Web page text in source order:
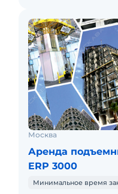
Москва
Аренда
ERP 3000
Минимальное время